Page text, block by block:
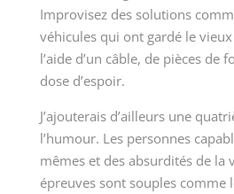
Improvisez des solutions
véhicules qui ont gardé le
l’aide d’un câble, de pièces de
dose d’espoir.
J’ajouterais d’ailleurs une
l’humour. Les personnes
mêmes et des absurdités de la
épreuves sont souples comme